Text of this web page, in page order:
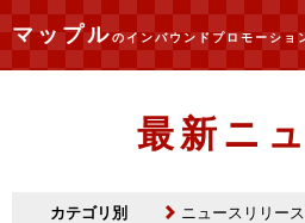
マップルのインバウンドプロモーショ
トップページ 最新ニュース
最新ニ
カテゴリ別 ニュースリリース